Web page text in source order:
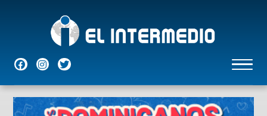
NACIONALES INTERNACIONALESECONÓMICASDEPORTES ENTRETENIMIENTO